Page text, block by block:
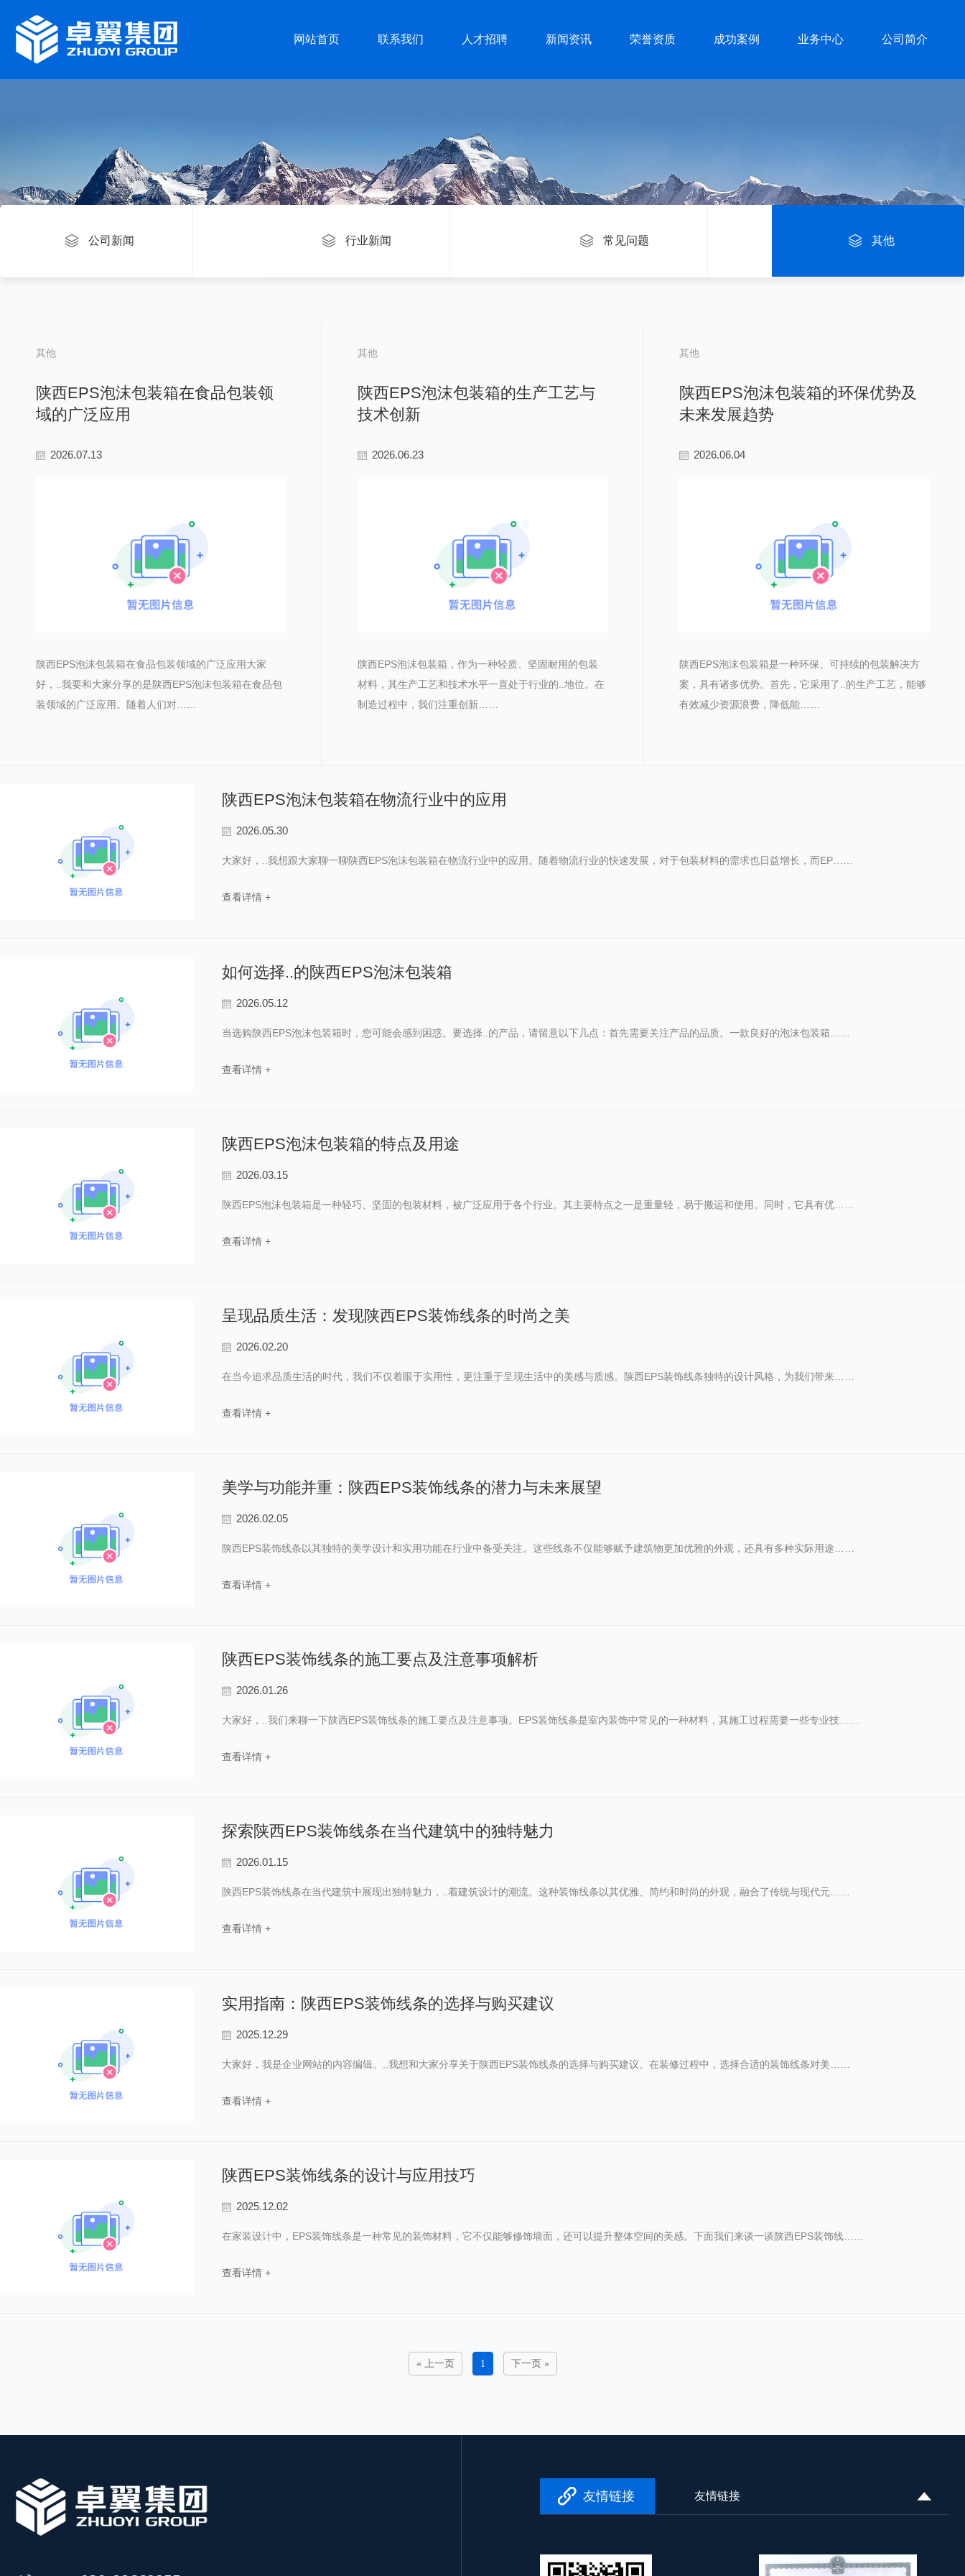
网站首页 联系我们 人才招聘 新闻资讯 荣誉资质 成功案例 业务中心 公司简介
公司新闻 行业新闻 常见问题 其他
其他
陕西EPS泡沫包装箱在食品包装领
域的广泛应用
2026.07.13
陕西EPS泡沫包装箱在食品包装领域的广泛应用大家
好，..我要和大家分享的是陕西EPS泡沫包装箱在食品包
装领域的广泛应用。随着人们对……
其他
陕西EPS泡沫包装箱的生产工艺与
技术创新
2026.06.23
陕西EPS泡沫包装箱，作为一种轻质、坚固耐用的包装
材料，其生产工艺和技术水平一直处于行业的..地位。在
制造过程中，我们注重创新……
其他
陕西EPS泡沫包装箱的环保优势及
未来发展趋势
2026.06.04
陕西EPS泡沫包装箱是一种环保、可持续的包装解决方
案，具有诸多优势。首先，它采用了..的生产工艺，能够
有效减少资源浪费，降低能……
陕西EPS泡沫包装箱在物流行业中的应用
2026.05.30
大家好，..我想跟大家聊一聊陕西EPS泡沫包装箱在物流行业中的应用。随着物流行业的快速发展，对于包装材料的需求也日益增长，而EP……
查看详情 +
如何选择..的陕西EPS泡沫包装箱
2026.05.12
当选购陕西EPS泡沫包装箱时，您可能会感到困惑。要选择..的产品，请留意以下几点：首先需要关注产品的品质。一款良好的泡沫包装箱……
查看详情 +
陕西EPS泡沫包装箱的特点及用途
2026.03.15
陕西EPS泡沫包装箱是一种轻巧、坚固的包装材料，被广泛应用于各个行业。其主要特点之一是重量轻，易于搬运和使用。同时，它具有优……
查看详情 +
呈现品质生活：发现陕西EPS装饰线条的时尚之美
2026.02.20
在当今追求品质生活的时代，我们不仅着眼于实用性，更注重于呈现生活中的美感与质感。陕西EPS装饰线条独特的设计风格，为我们带来……
查看详情 +
美学与功能并重：陕西EPS装饰线条的潜力与未来展望
2026.02.05
陕西EPS装饰线条以其独特的美学设计和实用功能在行业中备受关注。这些线条不仅能够赋予建筑物更加优雅的外观，还具有多种实际用途……
查看详情 +
陕西EPS装饰线条的施工要点及注意事项解析
2026.01.26
大家好，..我们来聊一下陕西EPS装饰线条的施工要点及注意事项。EPS装饰线条是室内装饰中常见的一种材料，其施工过程需要一些专业技……
查看详情 +
探索陕西EPS装饰线条在当代建筑中的独特魅力
2026.01.15
陕西EPS装饰线条在当代建筑中展现出独特魅力，..着建筑设计的潮流。这种装饰线条以其优雅、简约和时尚的外观，融合了传统与现代元……
查看详情 +
实用指南：陕西EPS装饰线条的选择与购买建议
2025.12.29
大家好，我是企业网站的内容编辑。..我想和大家分享关于陕西EPS装饰线条的选择与购买建议。在装修过程中，选择合适的装饰线条对美……
查看详情 +
陕西EPS装饰线条的设计与应用技巧
2025.12.02
在家装设计中，EPS装饰线条是一种常见的装饰材料，它不仅能够修饰墙面，还可以提升整体空间的美感。下面我们来谈一谈陕西EPS装饰线……
查看详情 +
« 上一页 1 下一页 »
友情链接 友情链接